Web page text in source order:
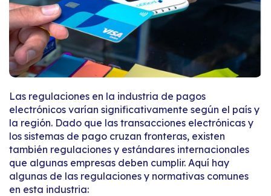
Las regulaciones en la industria de pagos
electrónicos varían significativamente según el país y
la región. Dado que las transacciones electrónicas y
los sistemas de pago cruzan fronteras, existen
también regulaciones y estándares internacionales
que algunas empresas deben cumplir. Aquí hay
algunas de las regulaciones y normativas comunes
en esta industria: